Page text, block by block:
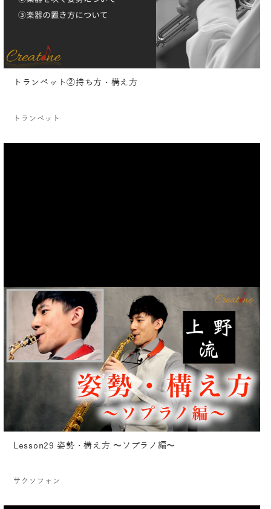
トランペット②持ち方・構え方
トランペット
Lesson29 姿勢・構え方 〜ソプラノ編〜
サクソフォン